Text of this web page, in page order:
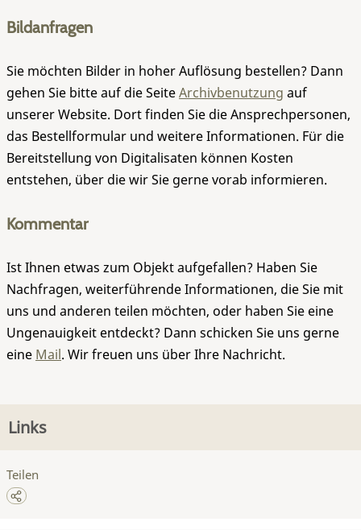
Bildanfragen
Sie möchten Bilder in hoher Auflösung bestellen? Dann
gehen Sie bitte auf die SeiteArchivbenutzung auf
unserer Website. Dort finden Sie die Ansprechpersonen,
das Bestellformular und weitere Informationen. Für die
Bereitstellung von Digitalisaten können Kosten
entstehen, über die wir Sie gerne vorab informieren.
Kommentar
Ist Ihnen etwas zum Objekt aufgefallen? Haben Sie
Nachfragen, weiterführende Informationen, die Sie mit
uns und anderen teilen möchten, oder haben Sie eine
Ungenauigkeit entdeckt? Dann schicken Sie uns gerne
eine Mail. Wir freuen uns über Ihre Nachricht.
Links
Teilen